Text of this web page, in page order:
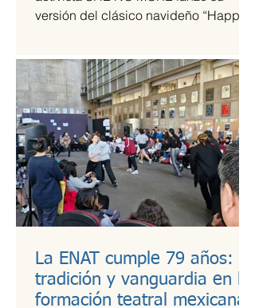
versión del clásico navideño “Happy
transforma el himno pacifista en un
arreglo metal sinfónico que mantiene
su esencia esperanzadora, pero con la
potencia característica del grupo.
La ENAT cumple 79 años:
tradición y vanguardia en la
formación teatral mexicana